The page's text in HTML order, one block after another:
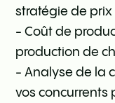
stratégie de prix
- Coût de
production de
- Analyse de la
vos concurrents